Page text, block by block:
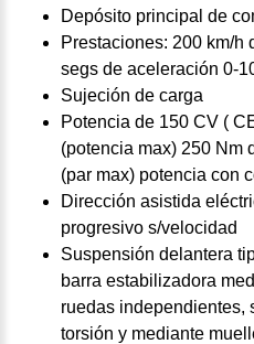
Depósito principal de
Prestaciones: 200 km/h
segs de aceleración 0-
Sujeción de carga
Potencia de 150 CV (
(potencia max) 250 Nm
(par max) potencia con
Dirección asistida
progresivo s/velocidad
Suspensión delantera
barra estabilizadora
ruedas independientes,
torsión y mediante